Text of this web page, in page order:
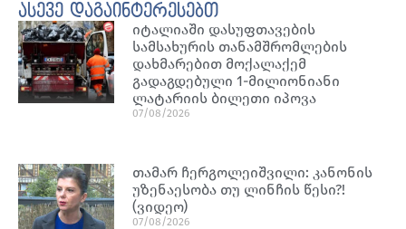
ასევე დაგაინტერესებთ
იტალიაში დასუფთავების
სამსახურის თანამშრომლების
დახმარებით მოქალაქემ
გადაგდებული 1-მილიონიანი
ლატარიის ბილეთი იპოვა
07/08/2026
თამარ ჩერგოლეიშვილი: კანონის
უზენაესობა თუ ლინჩის წესი?!
(ვიდეო)
07/08/2026